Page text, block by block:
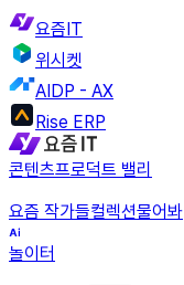
요즘IT
위시켓
AIDP - AX
Rise ERP
콘텐츠프로덕트 밸리
요즘 작가들컬렉션물어봐
놀이터